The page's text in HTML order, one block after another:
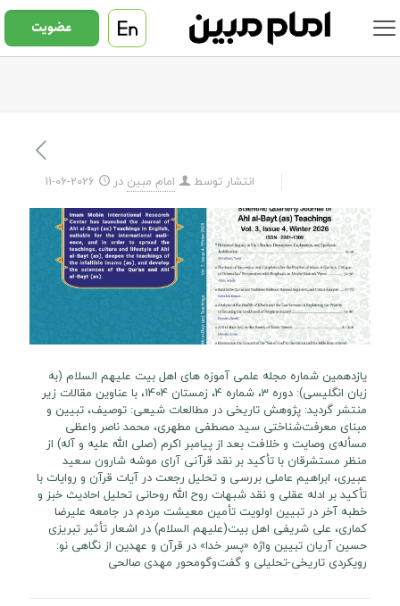
عضویت
انتشار توسط امام مبین در 2026-06-11
یازدهمین شماره مجله علمی آموزه های اهل بیت علیهم السلام (به
زبان انگلیسی): دوره 3، شماره 4، زمستان 1404، با عناوین مقالات زیر
منتشر گردید: پژوهش تاریخی در مطالعات شیعی: توصیف، تبیین و
مبنای معرفت‌شناختی سید مصطفی مطهری، محمد ناصر واعظی
مسأله‌ی وصایت و خلافت بعد از پیامبر اکرم (صلی الله علیه و آله) از
منظر مستشرقان با تأکید بر نقد قرآنی آرای موشه شارون سعید
عبیری، ابراهیم عاملی بررسی و تحلیل رجعت در آیات قرآن و روایات با
تأکید بر ادله عقلی و نقد شبهات روح الله روحانی تحلیل احادیث خبز و
خطبه آخر در تبیین اولویت تأمین معیشت مردم در جامعه علیرضا
کماری، علی شریفی اهل بیت(علیهم السلام) در اشعار تأثیر تبریزی
حسین آریان تبیین واژه «پسر خدا» در قرآن و عهدین از نگاهی نو:
رویکردی تاریخی-تحلیلی و گفت‌وگومحور مهدی صالحی